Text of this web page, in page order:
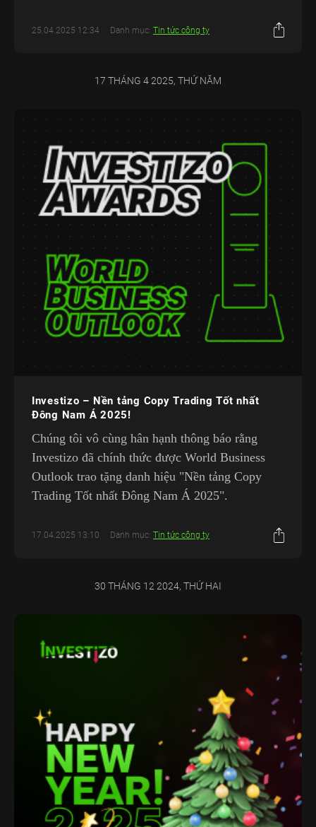
25.04.2025 12:34 Danh mục: Tin tức công ty
17 THÁNG 4 2025, THỨ NĂM
Investizo – Nền tảng Copy Trading Tốt nhất
Đông Nam Á 2025!
Chúng tôi vô cùng hân hạnh thông báo rằng
Investizo đã chính thức được World Business
Outlook trao tặng danh hiệu "Nền tảng Copy
Trading Tốt nhất Đông Nam Á 2025".
17.04.2025 13:10 Danh mục: Tin tức công ty
30 THÁNG 12 2024, THỨ HAI